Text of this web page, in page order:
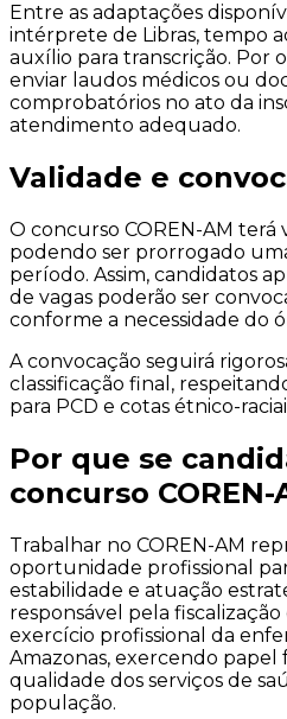
Entre as adaptações
intérprete de Libras, tempo
auxílio para transcrição. Por
enviar laudos médicos ou
comprobatórios no ato da
atendimento adequado.
Validade e
O concurso COREN-AM terá
podendo ser prorrogado
período. Assim, candidatos
de vagas poderão ser
conforme a necessidade do
A convocação seguirá
classificação final,
para PCD e cotas étnico-
Por que se
concurso COREN-
Trabalhar no COREN-AM
oportunidade profissional
estabilidade e atuação
responsável pela
exercício profissional da
Amazonas, exercendo
qualidade dos serviços de
população.